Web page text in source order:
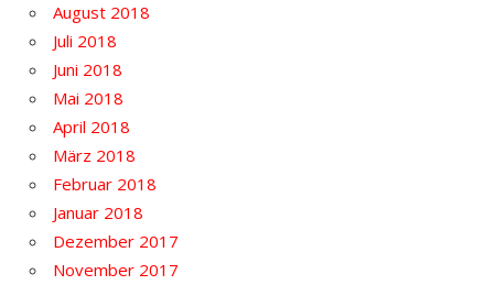
August 2018
Juli 2018
Juni 2018
Mai 2018
April 2018
März 2018
Februar 2018
Januar 2018
Dezember 2017
November 2017